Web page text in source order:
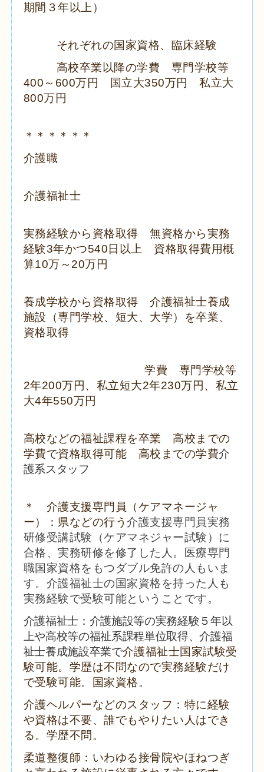
期間３年以上）
それぞれの国家資格、臨床経験
高校卒業以降の学費 専門学校等
400 ～ 600万円 国立大350万円 私立大
800万円
＊＊＊＊＊＊
介護職
介護福祉士
実務経験から資格取得 無資格から実務
経験3年かつ540 日以上 資格取得費用概
算10万～ 20万円
養成学校から資格取得 介護福祉士養成
施設（専門学校、短大、大学）を卒業、
資格取得
学費 専門学校等
2年200万円、私立短大2年230万円、私立
大4年550万円
高校などの福祉課程を卒業 高校までの
学費で資格取得可能 高校までの学費介
護系スタッフ
＊ 介護支援専門員（ケアマネージャ
ー）：県などの行う介護支援専門員実務
研修受講試験（ケアマネジャー試験）に
合格、実務研修を修了した人。医療専門
職国家資格をもつダブル免許の人もいま
す。介護福祉士の国家資格を持った人も
実務経験で受験可能ということです。
介護福祉士：介護施設等の実務経験５年以
上や高校等の福祉系課程単位取得、介護福
祉士養成施設卒業で介護福祉士国家試験受
験可能。学歴は不問なので実務経験だけ
で受験可能。国家資格。
介護ヘルパーなどのスタッフ：特に経験
や資格は不要、誰でもやりたい人はでき
る。学歴不問。
柔道整復師：いわゆる接骨院やほねつぎ